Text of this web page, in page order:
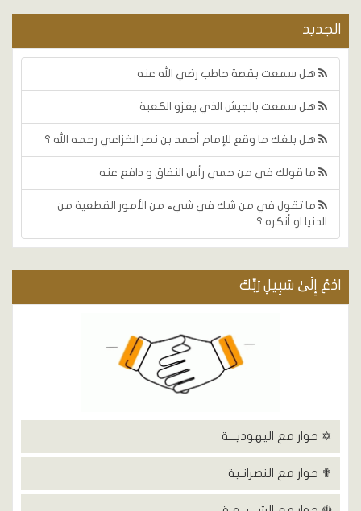
الجديد
هل سمعت بقصة حاطب رضي الله عنه
هل سمعت بالجيش الذي يغزو الكعبة
هل بلغك ما وقع للإمام أحمد بن نصر الخزاعي رحمه الله ؟
ما قولك في من حمي رأس النفاق و دافع عنه
ما تقول في من شك في شيء من الأمور القطعية من
الدنيا او أنكره ؟
ادْعُ إِلَىٰ سَبِيلِ رَبِّكَ
✡ حوار مع اليهوديـــة
✟ حوار مع النصرانـية